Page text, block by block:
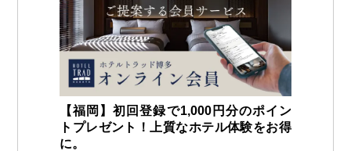
【福岡】初回登録で1,000円分のポイン
トプレゼント！上質なホテル体験をお得
に。